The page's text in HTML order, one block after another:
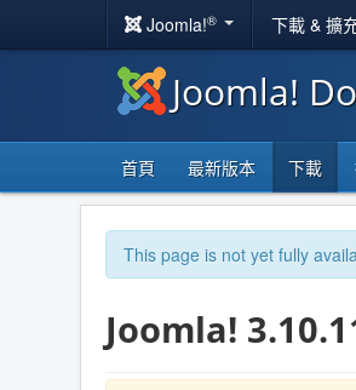
Joomla!® 下載 & 擴
Joomla!
首頁 最新版本 下載
This page is not yet fully
Joomla!